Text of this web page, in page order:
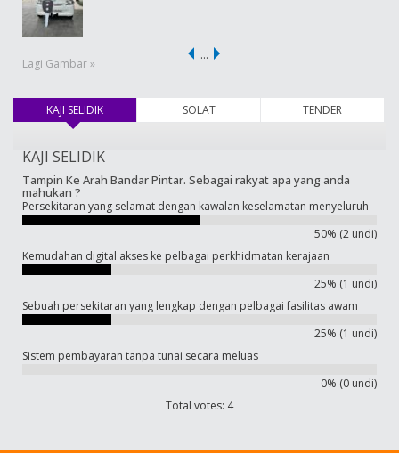
Lagi Gambar »
…
KAJI SELIDIK(tab aktif) SOLAT TENDER
KAJI SELIDIK
Tampin Ke Arah Bandar Pintar. Sebagai rakyat apa yang anda
mahukan ?
Persekitaran yang selamat dengan kawalan keselamatan menyeluruh
50% (2 undi)
Kemudahan digital akses ke pelbagai perkhidmatan kerajaan
25% (1 undi)
Sebuah persekitaran yang lengkap dengan pelbagai fasilitas awam
25% (1 undi)
Sistem pembayaran tanpa tunai secara meluas
0% (0 undi)
Total votes: 4